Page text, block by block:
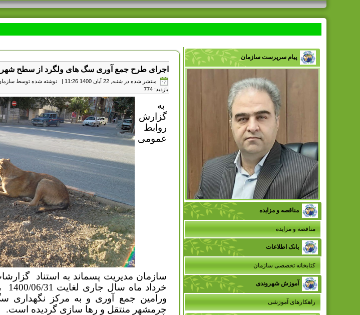
پیام سرپرست سازمان
مناقصه و مزایده
مناقصه و مزایده
بانک اطلاعات
کتابخانه تخصصی سازمان
آموزش شهروندی
راهکارهای آموزشی
اجرای طرح جمع آوری سگ های ولگرد از سطح شهر
منتشر شده در شنبه, 22 آبان 1400 11:26 | نوشته شده توسط
بازدید: 774
به
گزارش
روابط
عمومی
سازمان مدیریت پسماند به استناد
ورامین جمع آوری و به مرکز نگهداری
چرمشهر منتقل و رها سازی گردیده است.